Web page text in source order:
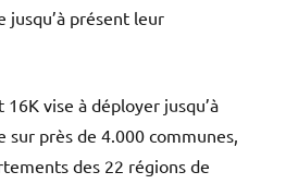
jusqu’à présent leur
vise à déployer jusqu’à
sur près de 4.000 communes,
des 22 régions de